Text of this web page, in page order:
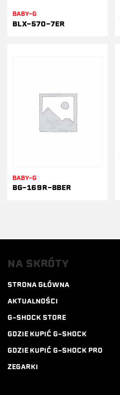
BABY-G
BLX-570-7ER
BABY-G
BG-169R-8BER
NA SKRÓTY
STRONA GŁÓWNA
AKTUALNOŚCI
G-SHOCK STORE
GDZIE KUPIĆ G-SHOCK
GDZIE KUPIĆ G-SHOCK PRO
ZEGARKI